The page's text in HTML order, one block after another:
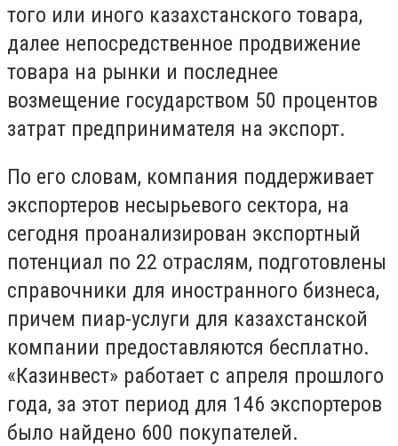
того или иного казахстанского товара,
далее непосредственное продвижение
товара на рынки и последнее
возмещение государством 50 процентов
затрат предпринимателя на экспорт.
По его словам, компания поддерживает
экспортеров несырьевого сектора, на
сегодня проанализирован экспортный
потенциал по 22 отраслям, подготовлены
справочники для иностранного бизнеса,
причем пиар-услуги для казахстанской
компании предоставляются бесплатно.
«Казинвест» работает с апреля прошлого
года, за этот период для 146 экспортеров
было найдено 600 покупателей.